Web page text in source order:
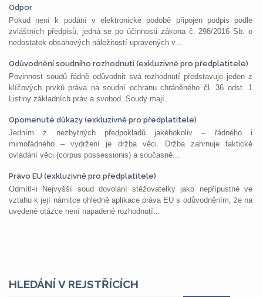
Odpor
Pokud není k podání v elektronické podobě připojen podpis podle
zvláštních předpisů, jedná se po účinnosti zákona č. 298/2016 Sb. o
nedostatek obsahových náležitostí upravených v...
Odůvodnění soudního rozhodnutí (exkluzivně pro předplatitele)
Povinnost soudů řádně odůvodnit svá rozhodnutí představuje jeden z
klíčových prvků práva na soudní ochranu chráněného čl. 36 odst. 1
Listiny základních práv a svobod. Soudy mají...
Opomenuté důkazy (exkluzivně pro předplatitele)
Jedním z nezbytných předpokladů jakéhokoliv – řádného i
mimořádného – vydržení je držba věci. Držba zahrnuje faktické
ovládání věci (corpus possessionis) a současně...
Právo EU (exkluzivně pro předplatitele)
Odmítl-li Nejvyšší soud dovolání stěžovatelky jako nepřípustné ve
vztahu k její námitce ohledně aplikace práva EU s odůvodněním, že na
uvedené otázce není napadené rozhodnutí...
HLEDÁNÍ V REJSTŘÍCÍCH